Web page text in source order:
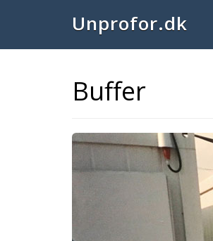
Unprofor.dk
Buffer
Previous